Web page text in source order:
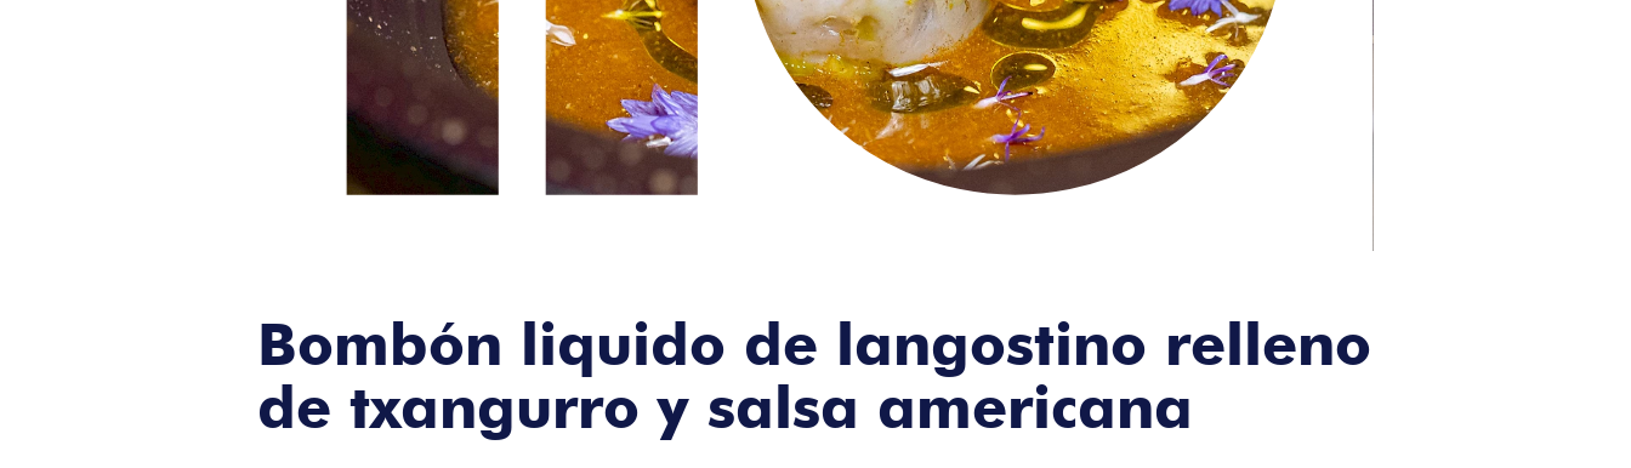
Bombón liquido de langostino relleno
de txangurro y salsa americana